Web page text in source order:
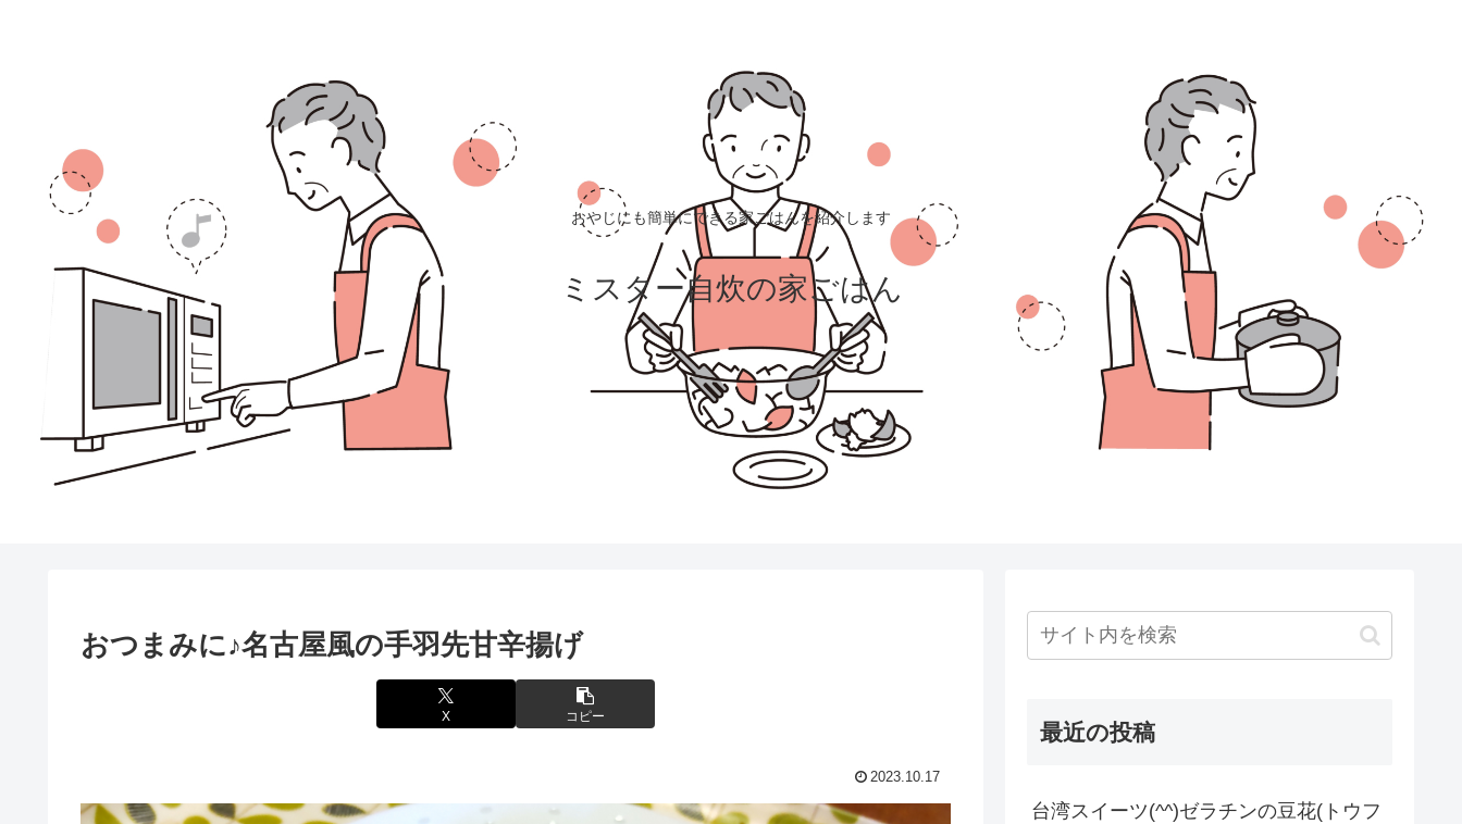
おやじにも簡単にできる家ごはんを紹介します
ミスター自炊の家ごはん
おつまみに♪名古屋風の手羽先甘辛揚げ
X コピー
2023.10.17
最近の投稿
台湾スイーツ(^^)ゼラチンの豆花(トウフ